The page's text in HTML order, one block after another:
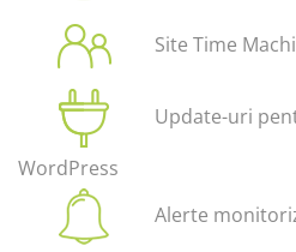
Site Time
Update-uri
WordPress
Alerte